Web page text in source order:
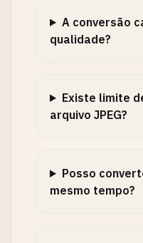
A conversão
qualidade?
Existe limite
arquivo JPEG?
Posso
mesmo tempo?